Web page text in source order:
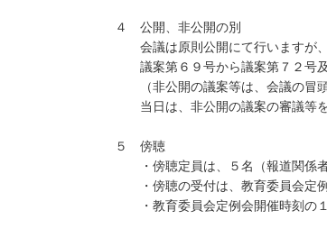
４ 公開、非公開の別
会議は原則公開にて行いますが、
議案第６９号から議案第７２号及
（非公開の議案等は、会議の冒頭
当日は、非公開の議案の審議等を
５ 傍聴
・傍聴定員は、５名（報道関係者
・傍聴の受付は、教育委員会定例
・教育委員会定例会開催時刻の１